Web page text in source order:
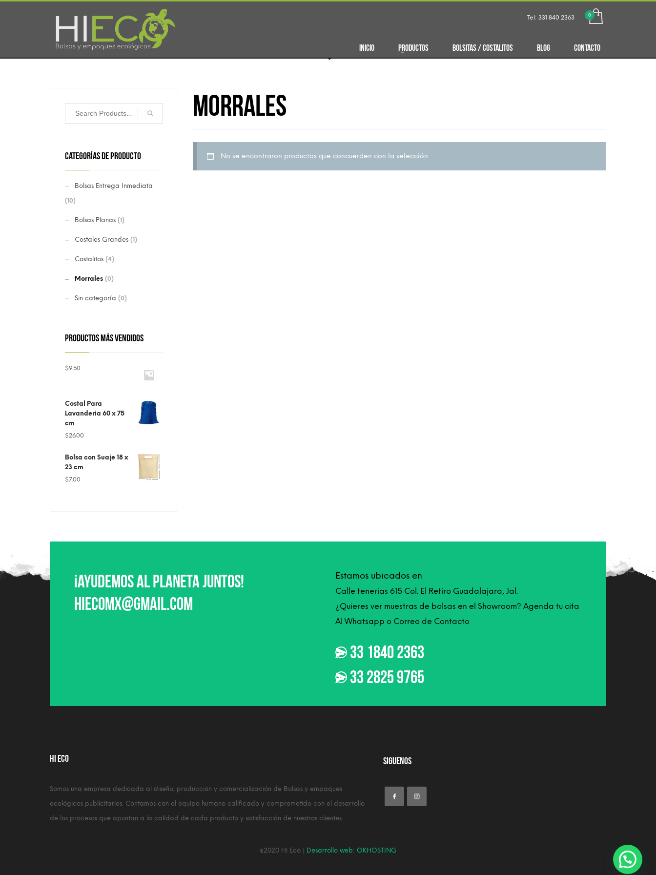
Tel: 331 840 2363
INICIO PRODUCTOS BOLSITAS / COSTALITOS BLOG CONTACTO
Morrales
No se encontraron productos que concuerden con la selección.
CATEGORÍAS DE PRODUCTO
Bolsas Entrega Inmediata
(10)
Bolsas Planas (1)
Costales Grandes (1)
Costalitos (4)
Morrales (0)
Sin categoría (0)
PRODUCTOS MÁS VENDIDOS
$9.50
Costal Para
Lavanderia 60 x 75
cm
$26.00
Bolsa con Suaje 18 x
23 cm
$7.00
¡Ayudemos al planeta juntos!
hiecomx@gmail.com
Estamos ubicados en
Calle tenerias 615 Col. El Retiro Guadalajara, Jal.
¿Quieres ver muestras de bolsas en el Showroom? Agenda tu cita
Al Whatsapp o Correo de Contacto
33 1840 2363
33 2825 9765
HI ECO
Somos una empresa dedicada al diseño, producción y comercialización de Bolsas y empaques
ecológicos publicitarios. Contamos con el equipo humano calificado y comprometido con el desarrollo
de los procesos que apuntan a la calidad de cada producto y satisfacción de nuestros clientes.
Siguenos
@2020 Hi Eco | Desarrollo web: OKHOSTING